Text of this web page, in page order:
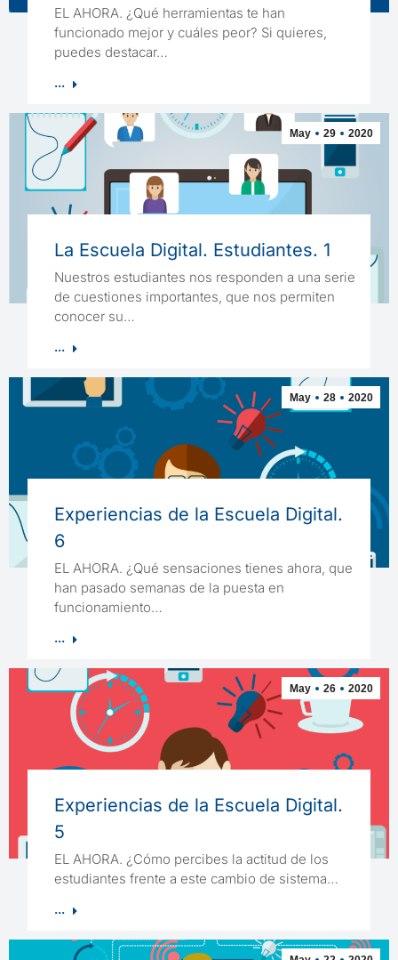
EL AHORA. ¿Qué herramientas te han
funcionado mejor y cuáles peor? Si quieres,
puedes destacar…
...
May 29 2020
La Escuela Digital. Estudiantes. 1
Nuestros estudiantes nos responden a una serie
de cuestiones importantes, que nos permiten
conocer su…
...
May 28 2020
Experiencias de la Escuela Digital.
6
EL AHORA. ¿Qué sensaciones tienes ahora, que
han pasado semanas de la puesta en
funcionamiento…
...
May 26 2020
Experiencias de la Escuela Digital.
5
EL AHORA. ¿Cómo percibes la actitud de los
estudiantes frente a este cambio de sistema…
...